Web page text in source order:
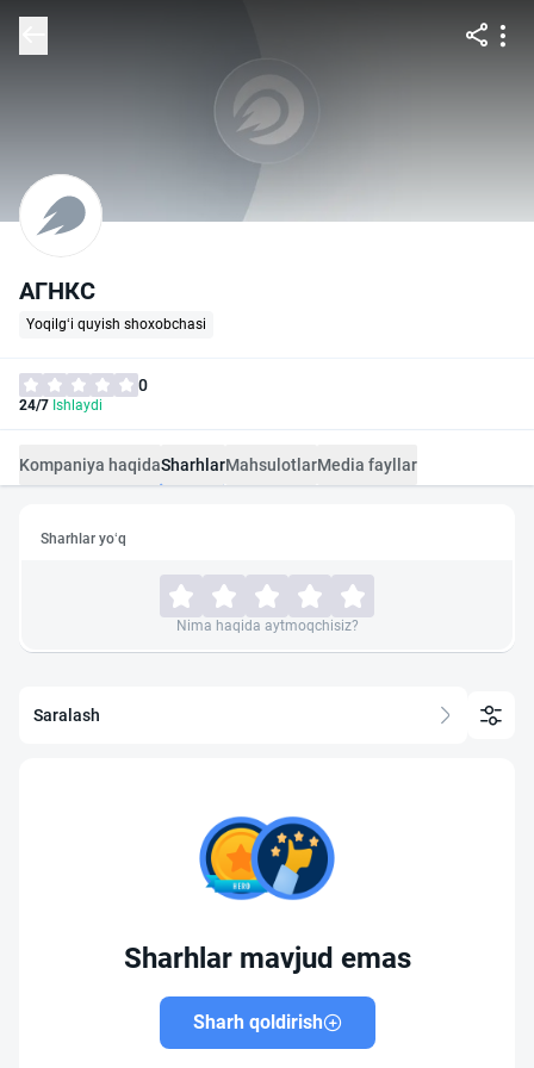
АГНКС
Yoqilg‘i quyish shoxobchasi
0
24/7 Ishlaydi
Kompaniya haqidaSharhlarMahsulotlarMedia fayllar
Sharhlar yo‘q
Nima haqida aytmoqchisiz?
Saralash
Sharhlar mavjud emas
Sharh qoldirish